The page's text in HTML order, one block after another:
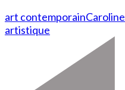
art contemporain
artistique